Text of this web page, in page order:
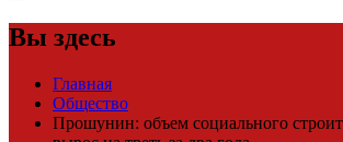
Вы здесь
Главная
Общество
Прошунин: объем социального